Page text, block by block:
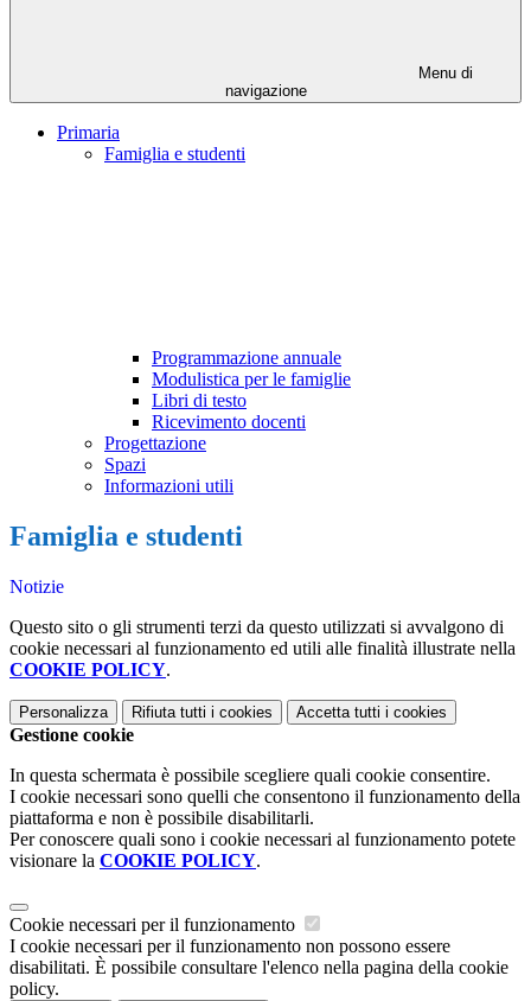
Menu di
navigazione
Primaria
Famiglia e studenti
Programmazione annuale
Modulistica per le famiglie
Libri di testo
Ricevimento docenti
Progettazione
Spazi
Informazioni utili
Famiglia e studenti
Notizie
Questo sito o gli strumenti terzi da questo utilizzati si avvalgono di
cookie necessari al funzionamento ed utili alle finalità illustrate nella
COOKIE POLICY.
Personalizza Rifiuta tutti i cookies Accetta tutti i cookies
Gestione cookie
In questa schermata è possibile scegliere quali cookie consentire.
I cookie necessari sono quelli che consentono il funzionamento della
piattaforma e non è possibile disabilitarli.
Per conoscere quali sono i cookie necessari al funzionamento potete
visionare la COOKIE POLICY.
Cookie necessari per il funzionamento
I cookie necessari per il funzionamento non possono essere
disabilitati. È possibile consultare l'elenco nella pagina della cookie
policy.